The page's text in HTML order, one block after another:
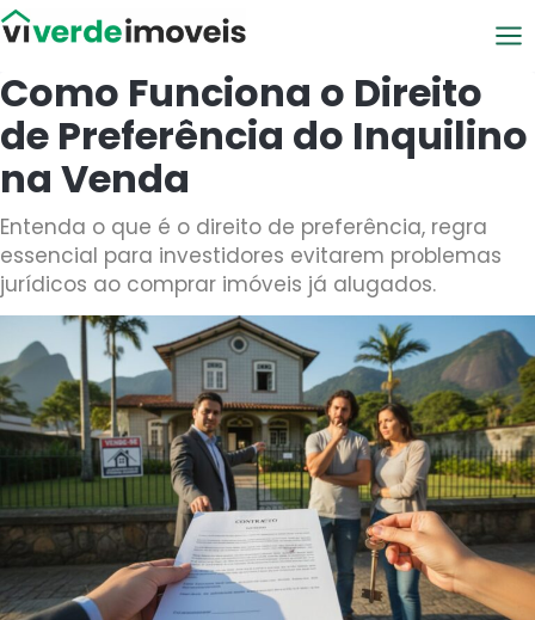
Viver de Imóveis
Como Funciona o Direito
de Preferência do Inquilino
na Venda
Entenda o que é o direito de preferência, regra
essencial para investidores evitarem problemas
jurídicos ao comprar imóveis já alugados.